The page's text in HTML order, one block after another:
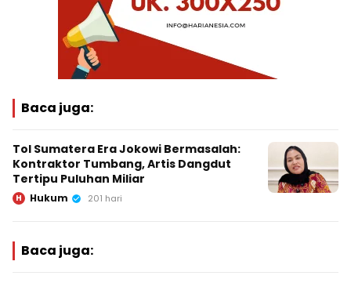
Baca juga:
Tol Sumatera Era Jokowi Bermasalah:
Kontraktor Tumbang, Artis Dangdut
Tertipu Puluhan Miliar
H Hukum 201 hari
Baca juga: